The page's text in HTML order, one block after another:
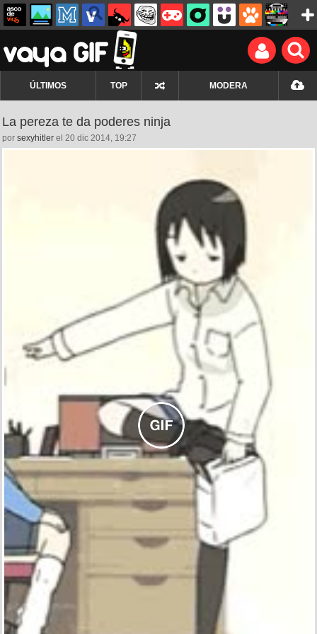
ÚLTIMOS TOP MODERA
La pereza te da poderes ninja
por sexyhitler el 20 dic 2014, 19:27